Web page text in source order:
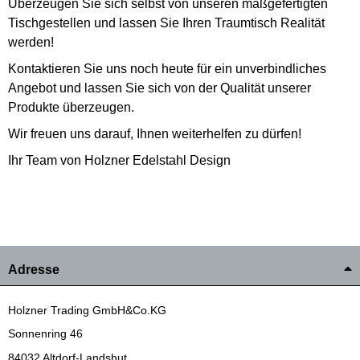
Überzeugen Sie sich selbst von unseren maßgefertigten
Tischgestellen und lassen Sie Ihren Traumtisch Realität
werden!
Kontaktieren Sie uns noch heute für ein unverbindliches
Angebot und lassen Sie sich von der Qualität unserer
Produkte überzeugen.
Wir freuen uns darauf, Ihnen weiterhelfen zu dürfen!
Ihr Team von Holzner Edelstahl Design
Adresse
Holzner Trading GmbH&Co.KG
Sonnenring 46